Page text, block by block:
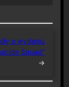
o wydaniu
Squad”
→